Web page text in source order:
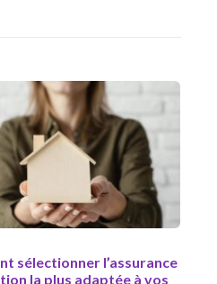
sélectionner l’assurance
la plus adaptée à vos